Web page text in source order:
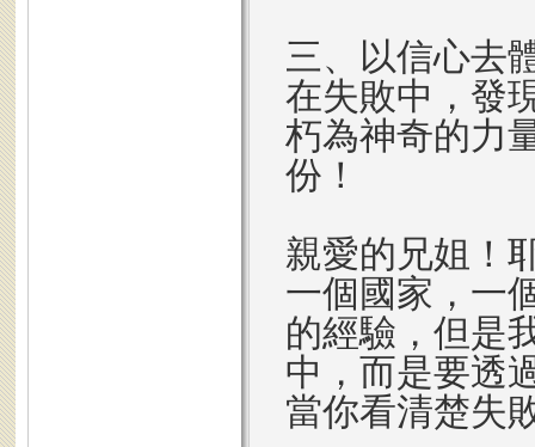
三、以信心去
在失敗中，發
朽為神奇的力
份！
親愛的兄姐！
一個國家，一
的經驗，但是
中，而是要透
當你看清楚失